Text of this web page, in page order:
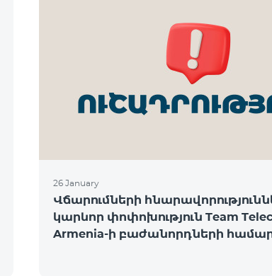
26 January
Վճարումների
կարևոր փոփոխություն Team
Armenia-ի բաժանորդների